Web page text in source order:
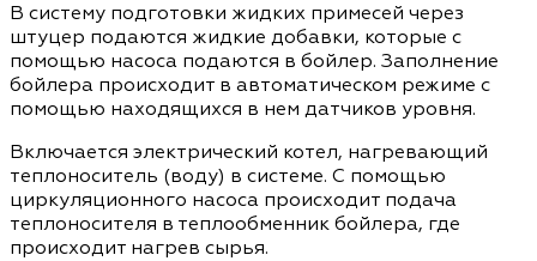
В систему подготовки жидких примесей через
штуцер подаются жидкие добавки, которые с
помощью насоса подаются в бойлер. Заполнение
бойлера происходит в автоматическом режиме с
помощью находящихся в нем датчиков уровня.
Включается электрический котел, нагревающий
теплоноситель (воду) в системе. С помощью
циркуляционного насоса происходит подача
теплоносителя в теплообменник бойлера, где
происходит нагрев сырья.